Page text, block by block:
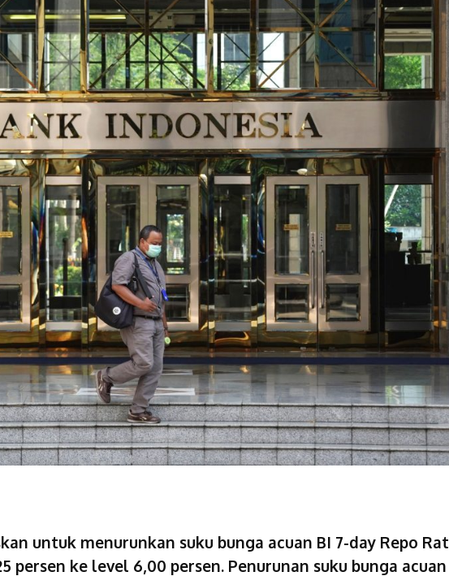
untuk menurunkan suku bunga acuan BI 7-day Repo
persen ke level 6,00 persen. Penurunan suku bunga